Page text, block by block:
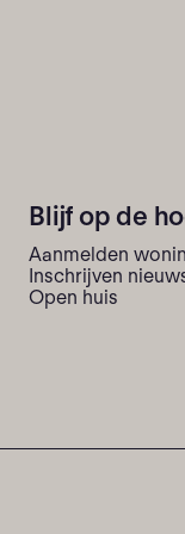
Blijf op de
Aanmelden
Inschrijven
Open huis